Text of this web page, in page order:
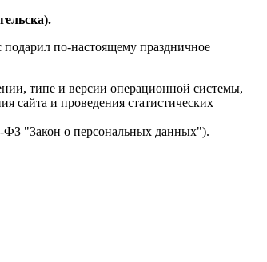
по-настоящему праздничное
типе и версии операционной системы,
сайта и проведения статистических
ФЗ "Закон о персональных данных").